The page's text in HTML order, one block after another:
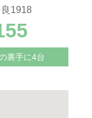
1918
裏手に4台